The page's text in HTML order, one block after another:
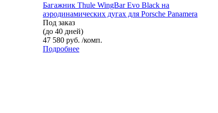
Багажник Thule WingBar Evo Black на
аэродинамических дугах для Porsche Panamera
Под заказ
(до 40 дней)
47 580 руб. /комп.
Подробнее